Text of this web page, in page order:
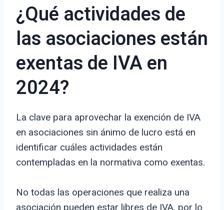
¿Qué actividades de
las asociaciones están
exentas de IVA en
2024?
La clave para aprovechar la exención de IVA
en asociaciones sin ánimo de lucro está en
identificar cuáles actividades están
contempladas en la normativa como exentas.
No todas las operaciones que realiza una
asociación pueden estar libres de IVA, por lo